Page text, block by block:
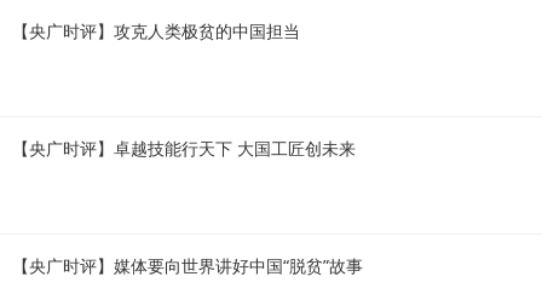
【央广时评】攻克人类极贫的中国担当
【央广时评】卓越技能行天下 大国工匠创未来
【央广时评】媒体要向世界讲好中国“脱贫”故事